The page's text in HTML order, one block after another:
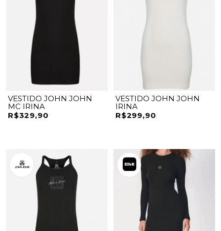
VESTIDO JOHN JOHN
MC IRINA
R$329,90
VESTIDO JOHN JOHN
IRINA
R$299,90